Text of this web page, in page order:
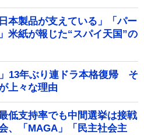
本製品が支えている」「パー
米紙が報じた“スパイ天国”の
13年ぶり連ドラ本格復帰 そ
上々な理由
低支持率でも中間選挙は接戦
、「MAGA」「民主社会主